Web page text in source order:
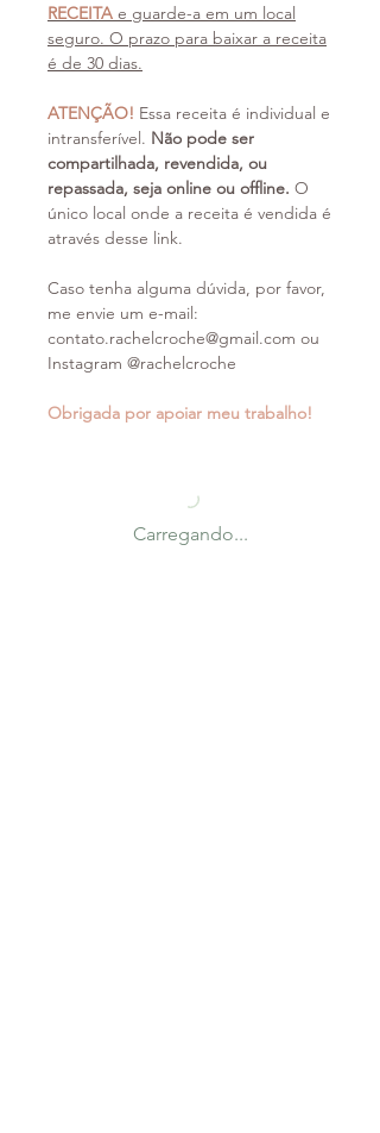
RECEITA e guarde-a em um local
seguro. O prazo para baixar a receita
é de 30 dias.
ATENÇÃO! Essa receita é individual e
intransferível. Não pode ser
compartilhada, revendida, ou
repassada, seja online ou offline. O
único local onde a receita é vendida é
através desse link.
Caso tenha alguma dúvida, por favor,
me envie um e-mail:
contato.rachelcroche@gmail.com ou
Instagram @rachelcroche
Obrigada por apoiar meu trabalho!
Carregando...